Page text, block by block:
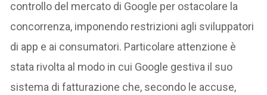
controllo del mercato di Google per ostacolare la
concorrenza, imponendo restrizioni agli sviluppatori
di app e ai consumatori. Particolare attenzione è
stata rivolta al modo in cui Google gestiva il suo
sistema di fatturazione che, secondo le accuse,